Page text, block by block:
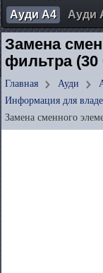
Ауди А4
Ауди
Замена
фильтра (30
Главная Ауди
Информация для
Замена сменного